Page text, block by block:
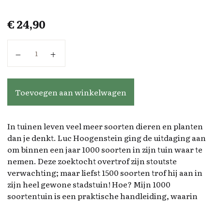
€24,90
Toevoegen aan winkelwagen
In tuinen leven veel meer soorten dieren en planten
dan je denkt. Luc Hoogenstein ging de uitdaging aan
om binnen een jaar 1000 soorten in zijn tuin waar te
nemen. Deze zoektocht overtrof zijn stoutste
verwachting; maar liefst 1500 soorten trof hij aan in
zijn heel gewone stadstuin! Hoe? Mijn 1000
soortentuin is een praktische handleiding, waarin